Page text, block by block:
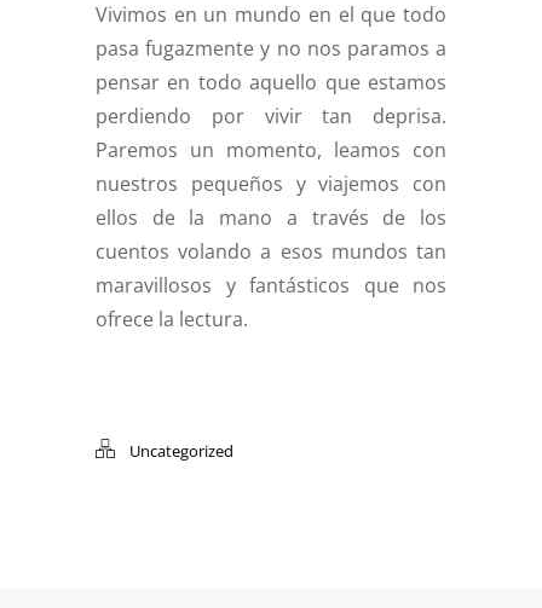
Vivimos en un mundo en el que todo
pasa fugazmente y no nos paramos a
pensar en todo aquello que estamos
perdiendo por vivir tan deprisa.
Paremos un momento, leamos con
nuestros pequeños y viajemos con
ellos de la mano a través de los
cuentos volando a esos mundos tan
maravillosos y fantásticos que nos
ofrece la lectura.
Uncategorized